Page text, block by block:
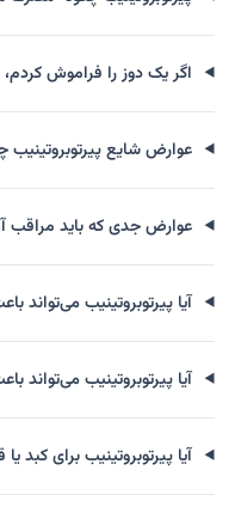
اگر یک دوز را فراموش
عوارض شایع
عوارض جدی که باید
آیا پیرتوبروتینیب می‌تواند
آیا پیرتوبروتینیب
آیا پیرتوبروتینیب برای کبد